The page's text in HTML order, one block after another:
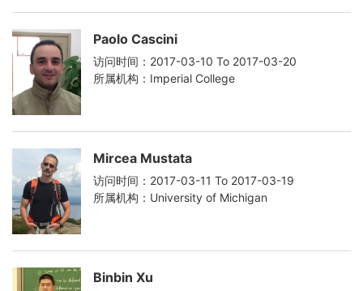
Paolo Cascini
访问时间：2017-03-10 To 2017-03-20
所属机构：Imperial College
Mircea Mustata
访问时间：2017-03-11 To 2017-03-19
所属机构：University of Michigan
Binbin Xu